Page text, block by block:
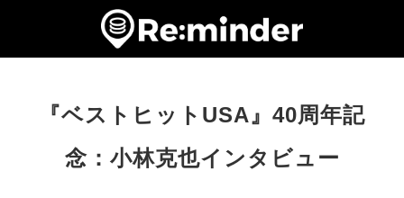
『ベストヒットUSA』40周年記
念：小林克也インタビュー